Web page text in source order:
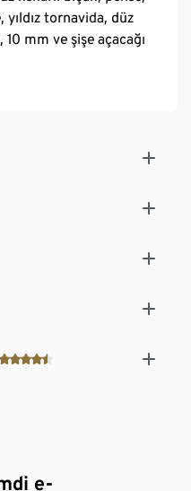
tornavida, düz
mm ve şişe açacağı
e-